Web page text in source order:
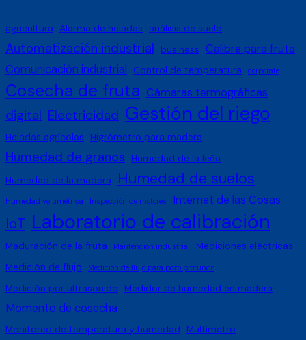
agricultura Alarma de heladas análisis de suelo
Automatización industrial business Calibre para fruta
Comunicación industrial
Control de temperatura corporate
Cosecha de fruta Cámaras termográficas
digital Electricidad Gestión del riego
Heladas agrícolas Higrómetro para madera
Humedad de granos
Humedad de la leña
Humedad de la madera
Humedad de suelos
Humedad volumétrica Inspección de motores Internet de las Cosas
IoT Laboratorio de calibración
Maduración de la fruta Mantención industrial
Mediciones eléctricas
Medición de flujo
Medición de flujo para pozo profundo
Medición por ultrasonido Medidor de humedad en madera
Momento de cosecha
Monitoreo de temperatura y humedad Multímetro